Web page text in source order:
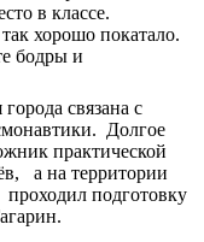
в классе.
хорошо покатало.
бодры и
связана с
Долгое
практической
а на территории
проходил подготовку